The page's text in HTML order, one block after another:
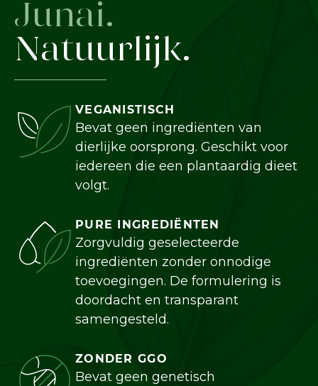
Junai.
Natuurlijk.
VEGANISTISCH
Bevat geen ingrediënten van
dierlijke oorsprong. Geschikt voor
iedereen die een plantaardig dieet
volgt.
PURE INGREDIËNTEN
Zorgvuldig geselecteerde
ingrediënten zonder onnodige
toevoegingen. De formulering is
doordacht en transparant
samengesteld.
ZONDER GGO
Bevat geen genetisch